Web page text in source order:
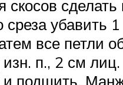
убавить
все петли
п., 2 см
и подшить.